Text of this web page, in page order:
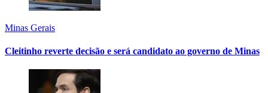
Minas Gerais
Cleitinho reverte decisão e será candidato ao governo de Minas